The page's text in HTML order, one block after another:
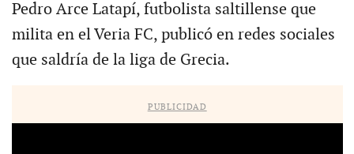
Pedro Arce Latapí, futbolista saltillense que
milita en el Veria FC, publicó en redes sociales
que saldría de la liga de Grecia.
PUBLICIDAD